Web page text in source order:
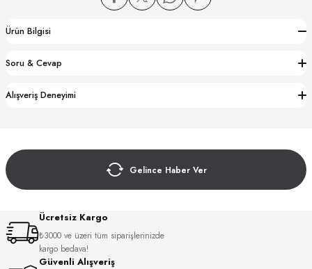
Ürün Bilgisi
Soru & Cevap
Alışveriş Deneyimi
Gelince Haber Ver
Ücretsiz Kargo
₺3000 ve üzeri tüm siparişlerinizde
kargo bedava!
Güvenli Alışveriş